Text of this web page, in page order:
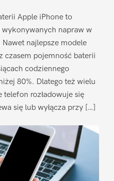
Apple iPhone to
napraw w
najlepsze modele
czasem pojemność baterii
codziennego
80%. Dlatego też wielu
rozładowuje się
się lub wyłącza przy […]